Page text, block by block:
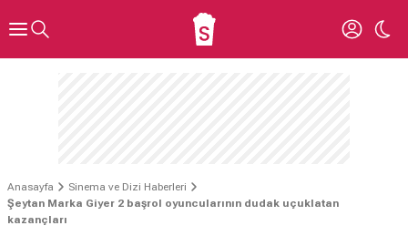
Anasayfa
Sinema ve Dizi Haberleri
Şeytan Marka Giyer 2 başrol oyuncularının dudak uçuklatan
kazançları